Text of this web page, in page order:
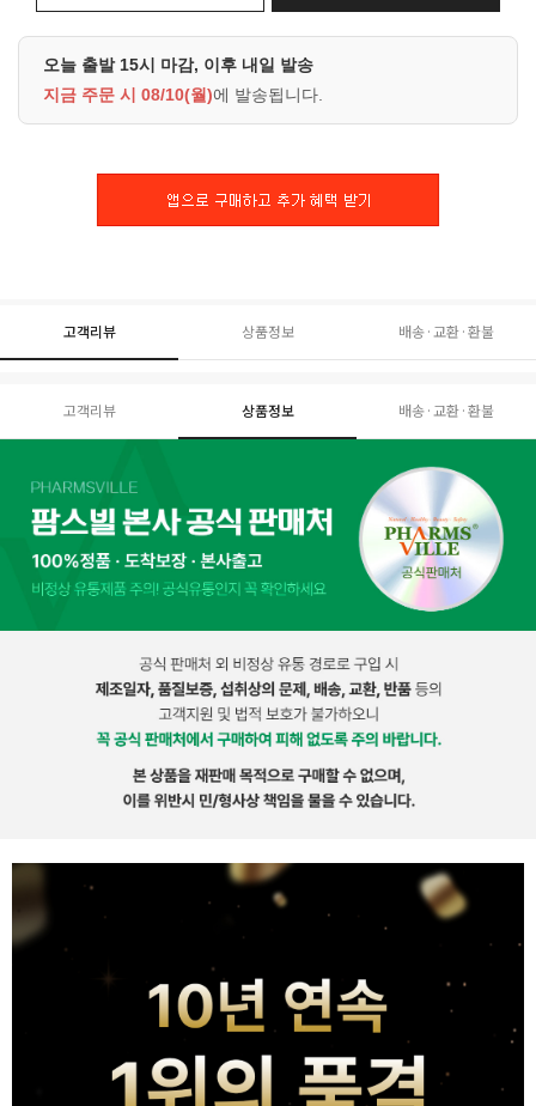
오늘 출발 15시 마감, 이후 내일 발송
지금 주문 시 08/10(월)에 발송됩니다.
고객리뷰 상품정보 배송·교환·환불
고객리뷰 상품정보 배송·교환·환불